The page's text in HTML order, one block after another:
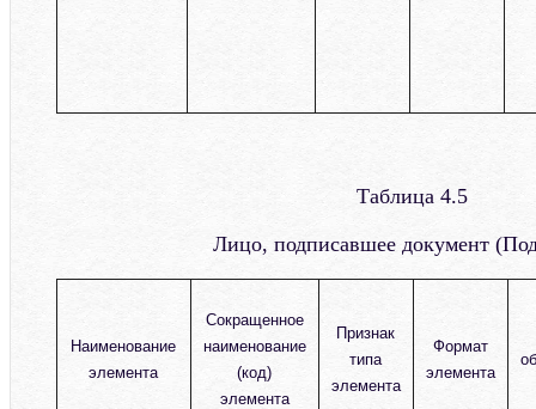
Таблица 4.5
Лицо, подписавшее документ
Наименование
элемента
Сокращенное
наименование
(код)
элемента
Признак
типа
элемента
Формат
элемента